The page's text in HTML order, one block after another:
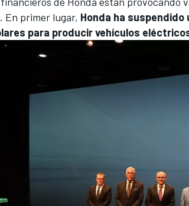
En primer lugar, Honda ha suspendido
para producir vehículos